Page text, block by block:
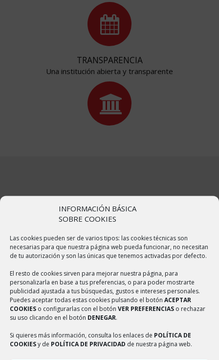
INFORMACIÓN BÁSICA
SOBRE COOKIES
Las cookies pueden ser de varios tipos: las cookies técnicas son
necesarias para que nuestra página web pueda funcionar, no necesitan
de tu autorización y son las únicas que tenemos activadas por defecto.
El resto de cookies sirven para mejorar nuestra página, para
personalizarla en base a tus preferencias, o para poder mostrarte
publicidad ajustada a tus búsquedas, gustos e intereses personales.
Puedes aceptar todas estas cookies pulsando el botón ACEPTAR
COOKIES o configurarlas con el botón VER PREFERENCIAS o rechazar
su uso clicando en el botón DENEGAR.
Si quieres más información, consulta los enlaces de POLÍTICA DE
COOKIESy de POLÍTICA DE PRIVACIDAD de nuestra página web.
TRANSPARENCIA
Una institución abierta y transparente
NUESTRO MUNICIPIO
Bulbuente o Bulbuent en aragonés, es un municipio de España, en
la provincia de Zaragoza, Comunidad Autónoma de Aragón. Tiene
un área de 25,52 km² con una población de 227 habitantes (INE
2016) y una densidad de 8,89 hab/km². Bulbuente ha recibido varios
nombres a lo largo de su historia, en tiempos de Jaime I de Aragón
se denominaba Bolbuén, Bulbón o Bolbón; En un texto de 1246
Bulbón o Bolbón. En el Fogache de 1495 se escribía Borbuen; esta